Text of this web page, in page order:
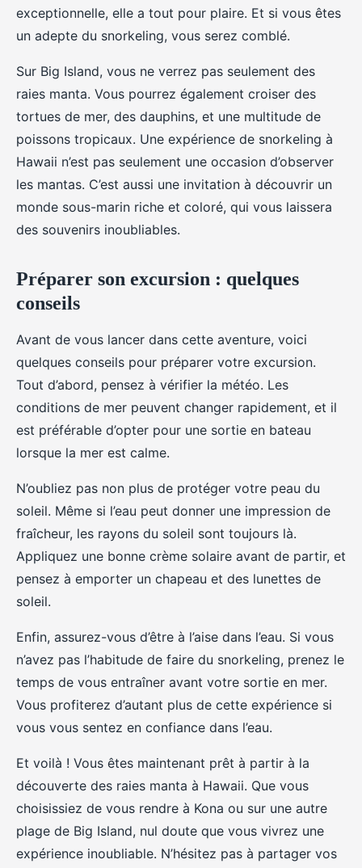
exceptionnelle, elle a tout pour plaire. Et si vous êtes
un adepte du snorkeling, vous serez comblé.
Sur Big Island, vous ne verrez pas seulement des
raies manta. Vous pourrez également croiser des
tortues de mer, des dauphins, et une multitude de
poissons tropicaux. Une expérience de snorkeling à
Hawaii n’est pas seulement une occasion d’observer
les mantas. C’est aussi une invitation à découvrir un
monde sous-marin riche et coloré, qui vous laissera
des souvenirs inoubliables.
Préparer son excursion : quelques
conseils
Avant de vous lancer dans cette aventure, voici
quelques conseils pour préparer votre excursion.
Tout d’abord, pensez à vérifier la météo. Les
conditions de mer peuvent changer rapidement, et il
est préférable d’opter pour une sortie en bateau
lorsque la mer est calme.
N’oubliez pas non plus de protéger votre peau du
soleil. Même si l’eau peut donner une impression de
fraîcheur, les rayons du soleil sont toujours là.
Appliquez une bonne crème solaire avant de partir, et
pensez à emporter un chapeau et des lunettes de
soleil.
Enfin, assurez-vous d’être à l’aise dans l’eau. Si vous
n’avez pas l’habitude de faire du snorkeling, prenez le
temps de vous entraîner avant votre sortie en mer.
Vous profiterez d’autant plus de cette expérience si
vous vous sentez en confiance dans l’eau.
Et voilà ! Vous êtes maintenant prêt à partir à la
découverte des raies manta à Hawaii. Que vous
choisissiez de vous rendre à Kona ou sur une autre
plage de Big Island, nul doute que vous vivrez une
expérience inoubliable. N’hésitez pas à partager vos